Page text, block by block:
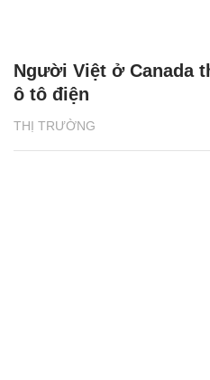
THỊ TRƯỜNG
Người Việt ở Canada
ô tô điện